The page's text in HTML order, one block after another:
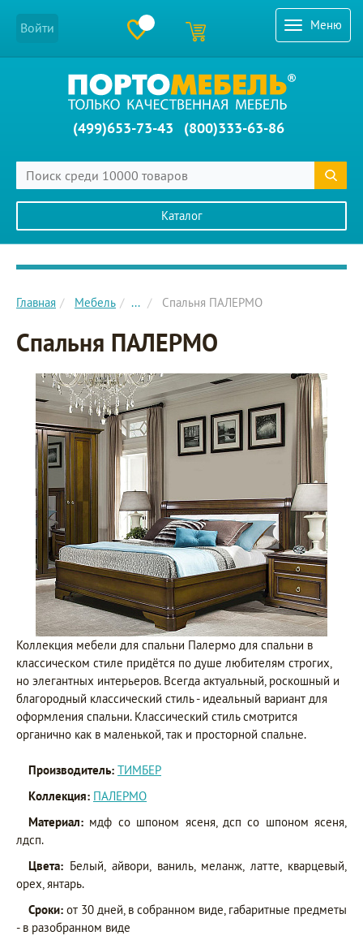
Меню
Войти
(499)653-73-43 (800)333-63-86
Каталог
Главное меню сайта
Главная Мебель ... Спальня ПАЛЕРМО
Спальня ПАЛЕРМО
Коллекция мебели для спальни Палермо для спальни в
классическом стиле придётся по душе любителям строгих,
но элегантных интерьеров. Всегда актуальный, роскошный и
благородный классический стиль - идеальный вариант для
оформления спальни. Классический стиль смотрится
органично как в маленькой, так и просторной спальне.
Производитель: ТИМБЕР
Коллекция: ПАЛЕРМО
Материал: мдф со шпоном ясеня, дсп со шпоном ясеня,
лдсп.
Цвета: Белый, айвори, ваниль, меланж, латте, кварцевый,
орех, янтарь.
Сроки: от 30 дней, в собранном виде, габаритные предметы
- в разобранном виде